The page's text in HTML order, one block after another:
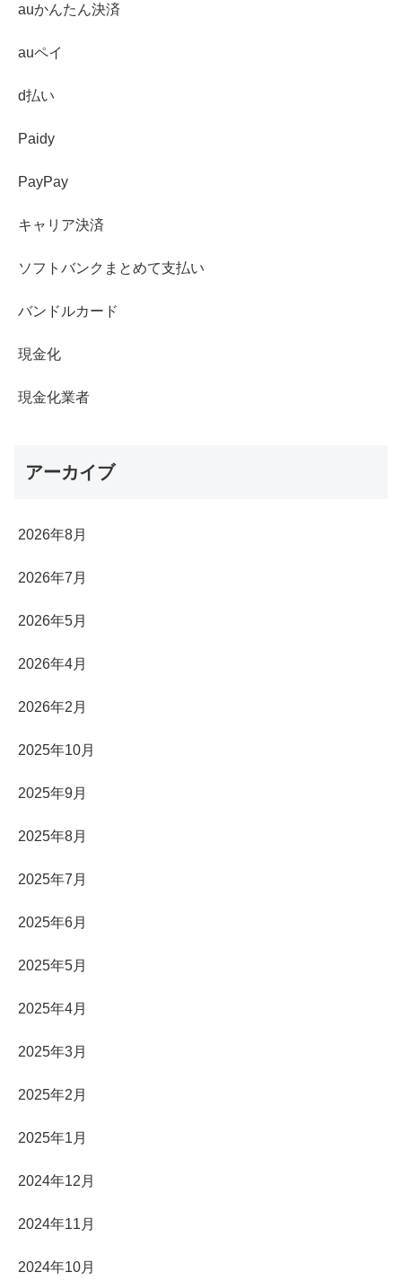
auかんたん決済
auペイ
d払い
Paidy
PayPay
キャリア決済
ソフトバンクまとめて支払い
バンドルカード
現金化
現金化業者
アーカイブ
2026年8月
2026年7月
2026年5月
2026年4月
2026年2月
2025年10月
2025年9月
2025年8月
2025年7月
2025年6月
2025年5月
2025年4月
2025年3月
2025年2月
2025年1月
2024年12月
2024年11月
2024年10月